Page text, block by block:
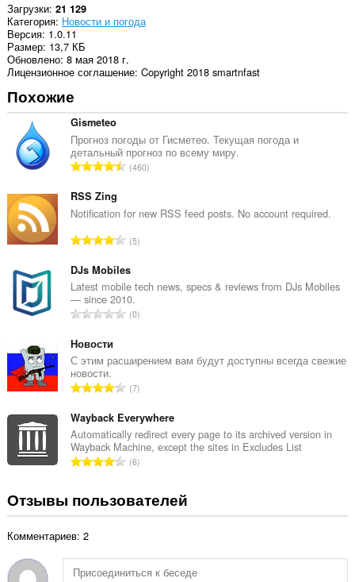
Загрузки 21 129
Категория Новости и погода
Версия 1.0.11
Размер 13,7 КБ
Обновлено 8 мая 2018 г.
Лицензионное соглашение Copyright 2018 smartnfast
Похожие
Gismeteo
Прогноз погоды от Гисметео. Текущая погода и
детальный прогноз по всему миру.
В
г
о
е
н
о
к
460
RSS Zing
Notification for new RSS feed posts. No account required.
В
е
г
о
о
н
о
к
:
5
DJs Mobiles
Latest mobile tech news, specs & reviews from DJs Mobiles
— since 2010.
В
г
о
е
н
о
к
0
Новости
С этим расширением вам будут доступны всегда свежие
новости.
В
е
г
о
о
е
н
:
7
Wayback Everywhere
Automatically redirect every page to its archived version in
Wayback Machine, except the sites in Excludes List
В
г
ц
е
6
Отзывы пользователей
Комментариев: 2